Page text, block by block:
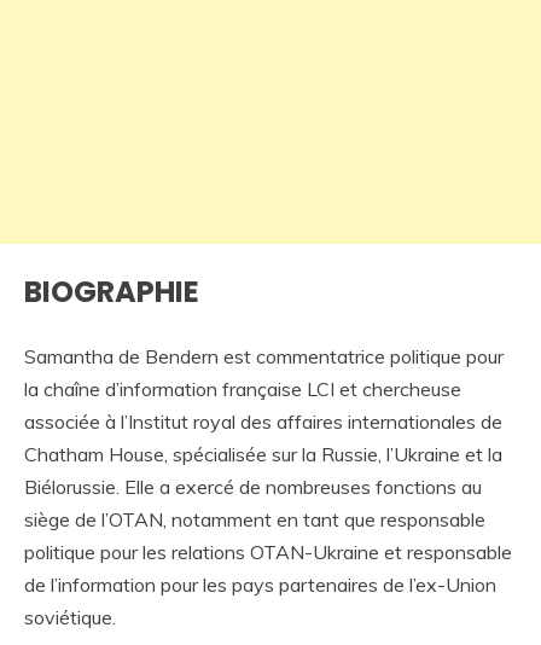
BIOGRAPHIE
Samantha de Bendern est commentatrice politique pour
la chaîne d’information française LCI et chercheuse
associée à l’Institut royal des affaires internationales de
Chatham House, spécialisée sur la Russie, l’Ukraine et la
Biélorussie. Elle a exercé de nombreuses fonctions au
siège de l’OTAN, notamment en tant que responsable
politique pour les relations OTAN-Ukraine et responsable
de l’information pour les pays partenaires de l’ex-Union
soviétique.